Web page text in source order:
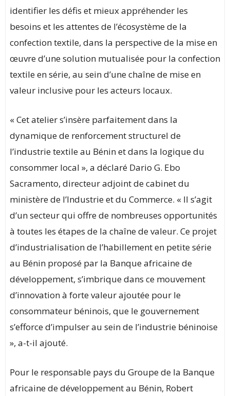
identifier les défis et mieux appréhender les
besoins et les attentes de l’écosystème de la
confection textile, dans la perspective de la mise en
œuvre d’une solution mutualisée pour la confection
textile en série, au sein d’une chaîne de mise en
valeur inclusive pour les acteurs locaux.
« Cet atelier s’insère parfaitement dans la
dynamique de renforcement structurel de
l’industrie textile au Bénin et dans la logique du
consommer local », a déclaré Dario G. Ebo
Sacramento, directeur adjoint de cabinet du
ministère de l’Industrie et du Commerce. « Il s’agit
d’un secteur qui offre de nombreuses opportunités
à toutes les étapes de la chaîne de valeur. Ce projet
d’industrialisation de l’habillement en petite série
au Bénin proposé par la Banque africaine de
développement, s’imbrique dans ce mouvement
d’innovation à forte valeur ajoutée pour le
consommateur béninois, que le gouvernement
s’efforce d’impulser au sein de l’industrie béninoise
», a-t-il ajouté.
Pour le responsable pays du Groupe de la Banque
africaine de développement au Bénin, Robert